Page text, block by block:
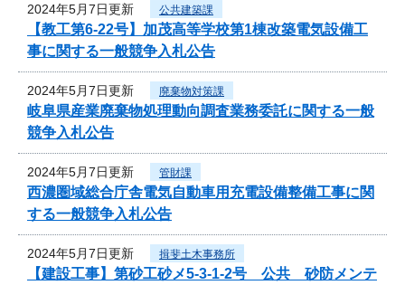
2024年5月7日更新 公共建築課
【教工第6-22号】加茂高等学校第1棟改築電気設備工
事に関する一般競争入札公告
2024年5月7日更新 廃棄物対策課
岐阜県産業廃棄物処理動向調査業務委託に関する一般
競争入札公告
2024年5月7日更新 管財課
西濃圏域総合庁舎電気自動車用充電設備整備工事に関
する一般競争入札公告
2024年5月7日更新 揖斐土木事務所
【建設工事】第砂工砂メ5-3-1-2号 公共 砂防メンテ